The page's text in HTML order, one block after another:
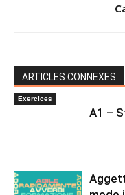
ARTICLES CONNEXES
Exercices
A1 –